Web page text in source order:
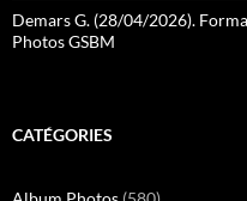
Demars G. (28/04/2026).
Photos GSBM
CATÉGORIES